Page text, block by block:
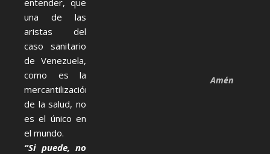
entender, que
una de las
aristas del
caso sanitario
de Venezuela,
como es la
mercantilización
de la salud, no
es el único en
el mundo.
“Si puede, no
Amén